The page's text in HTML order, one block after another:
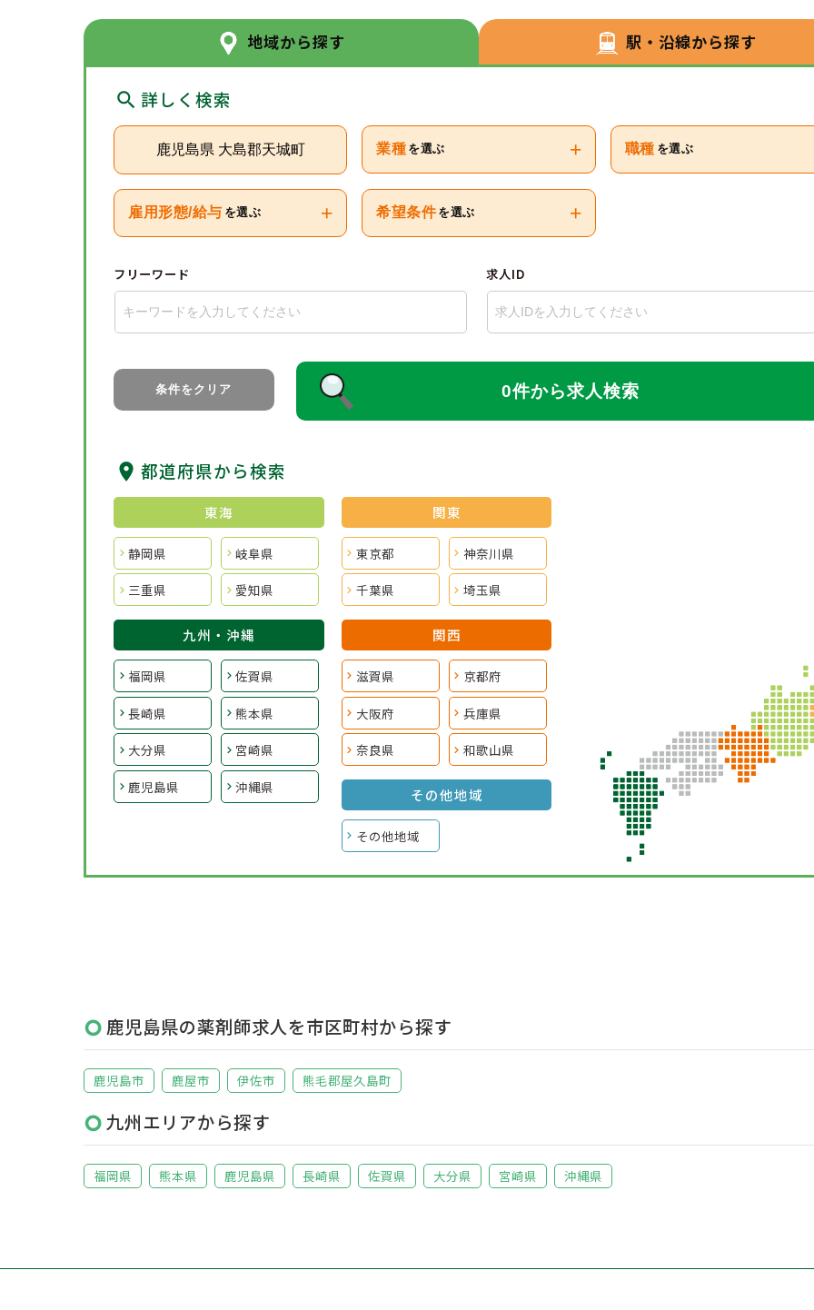
地域から探す 駅・沿線から探す
詳しく検索
鹿児島県 大島郡天城町 業種 を選ぶ + 職種 を選ぶ
雇用形態/給与 を選ぶ + 希望条件 を選ぶ +
フリーワード 求人ID
条件をクリア 0件から求人検索
都道府県から検索
東海
静岡県 岐阜県
三重県 愛知県
関東
東京都 神奈川県
千葉県 埼玉県
九州・沖縄
福岡県 佐賀県
長崎県 熊本県
大分県 宮崎県
鹿児島県 沖縄県
関西
滋賀県 京都府
大阪府 兵庫県
奈良県 和歌山県
その他地域
その他地域
鹿児島県の薬剤師求人を市区町村から探す
鹿児島市 鹿屋市 伊佐市 熊毛郡屋久島町
九州エリアから探す
福岡県 熊本県 鹿児島県 長崎県 佐賀県 大分県 宮崎県 沖縄県